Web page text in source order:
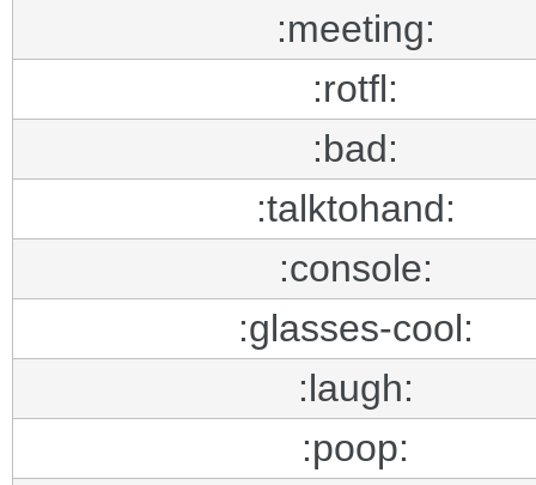
:meeting:
:rotfl:
:bad:
:talktohand:
:console:
:glasses-cool:
:laugh:
:poop: